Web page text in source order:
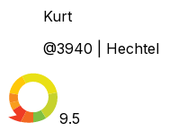
Kurt
@3940 | Hechtel
9.5